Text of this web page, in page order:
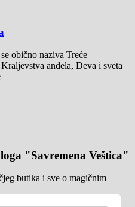
obično naziva Treće
anđela, Deva i sveta
"Savremena Veštica"
butika i sve o magičnim